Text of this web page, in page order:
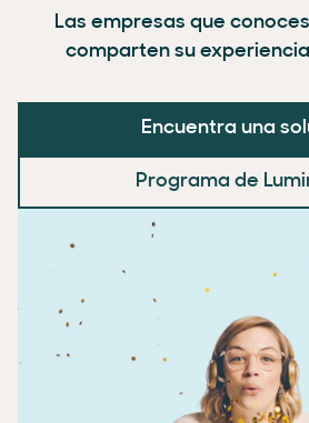
Las empresas que
comparten su
Encuentra una
Programa de